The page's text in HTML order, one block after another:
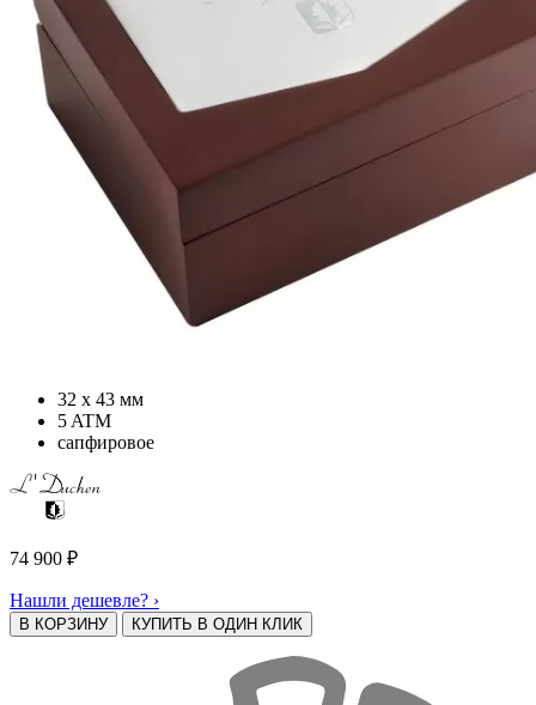
32 х 43 мм
5 ATM
сапфировое
74 900 ₽
Нашли дешевле? ›
В КОРЗИНУ КУПИТЬ В ОДИН КЛИК